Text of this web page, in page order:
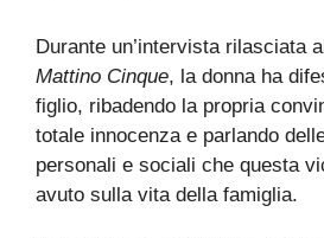
Durante un’intervista rilasciata
Mattino Cinque, la donna ha
figlio, ribadendo la propria
totale innocenza e parlando
personali e sociali che questa
avuto sulla vita della famiglia.